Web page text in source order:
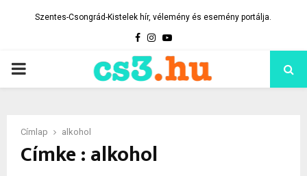
Szentes-Csongrád-Kistelek hír, vélemény és esemény portálja.
Facebook
Instagram
Youtube
PRIMARY
Címlap alkohol
Címke : alkohol